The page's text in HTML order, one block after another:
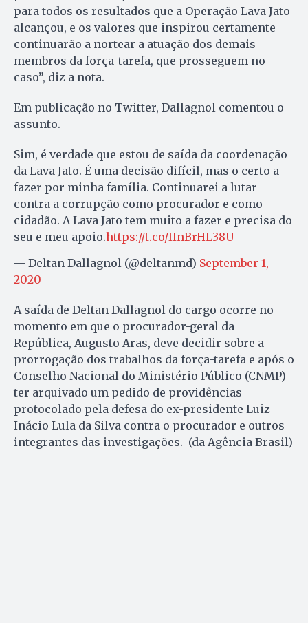
para todos os resultados que a Operação Lava Jato
alcançou, e os valores que inspirou certamente
continuarão a nortear a atuação dos demais
membros da força-tarefa, que prosseguem no
caso”, diz a nota.
Em publicação no Twitter, Dallagnol comentou o
assunto.
Sim, é verdade que estou de saída da coordenação
da Lava Jato. É uma decisão difícil, mas o certo a
fazer por minha família. Continuarei a lutar
contra a corrupção como procurador e como
cidadão. A Lava Jato tem muito a fazer e precisa do
seu e meu apoio.https://t.co/IInBrHL38U
— Deltan Dallagnol (@deltanmd) September 1,
2020
A saída de Deltan Dallagnol do cargo ocorre no
momento em que o procurador-geral da
República, Augusto Aras, deve decidir sobre a
prorrogação dos trabalhos da força-tarefa e após o
Conselho Nacional do Ministério Público (CNMP)
ter arquivado um pedido de providências
protocolado pela defesa do ex-presidente Luiz
Inácio Lula da Silva contra o procurador e outros
integrantes das investigações. (da Agência Brasil)